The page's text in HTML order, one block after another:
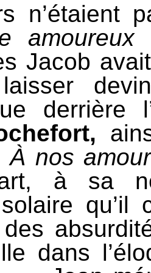
n’étaient
Jacob
derrière
À nos
à sa
dans